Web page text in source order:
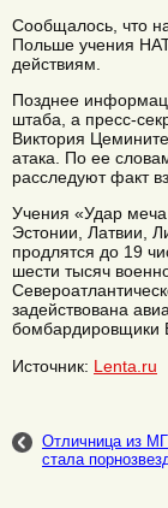
Сообщалось, что
Польше учения
действиям.
Позднее
штаба, а пресс-
Виктория
атака. По ее
расследуют факт
Учения «Удар
Эстонии, Латвии,
продлятся до 19
шести тысяч
задействована
бомбардировщики
Источник: Lenta.ru
Отличница из
стала